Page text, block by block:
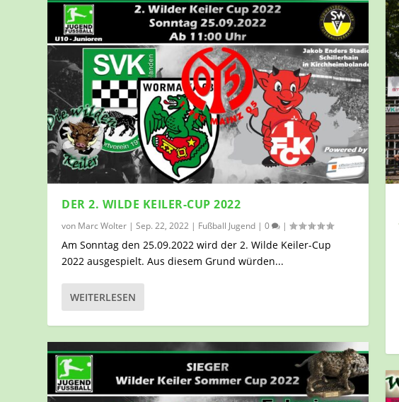
DER 2. WILDE KEILER-CUP 2022
von Marc Wolter |Sep. 22, 2022 | Fußball Jugend |0 |
Am Sonntag den 25.09.2022 wird der 2. Wilde Keiler-Cup
2022 ausgespielt. Aus diesem Grund würden...
WEITERLESEN